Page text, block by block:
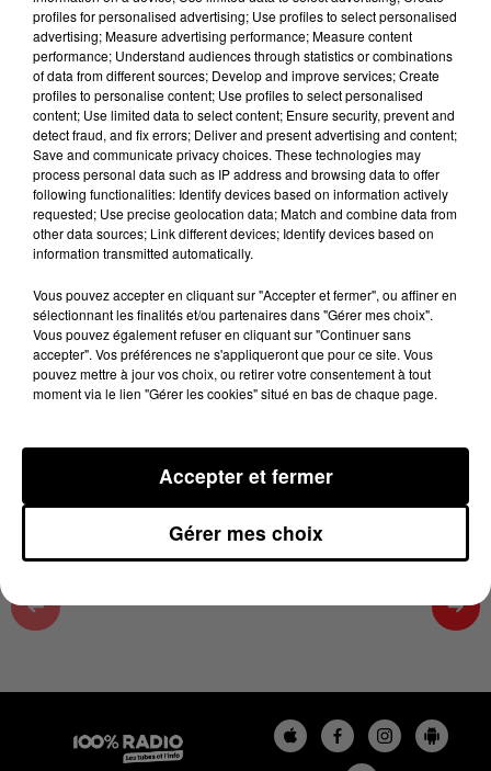
Lecture (4 min 1 sec)
100%
Les infos du Tarn et Garonne du 11/06/2026 à
11 juin 2026 - 4 min 1 sec
LES INFOS DU TARN ET GARONNE DU
11/06/2026 À 08H29
Podcasts infos du Tarn et Garonne
profiles for personalised advertising; Use profiles to select personalised
advertising; Measure advertising performance; Measure content
performance; Understand audiences through statistics or combinations
of data from different sources; Develop and improve services; Create
profiles to personalise content; Use profiles to select personalised
content; Use limited data to select content; Ensure security, prevent and
detect fraud, and fix errors; Deliver and present advertising and content;
Save and communicate privacy choices. These technologies may
process personal data such as IP address and browsing data to offer
following functionalities: Identify devices based on information actively
requested; Use precise geolocation data; Match and combine data from
other data sources; Link different devices; Identify devices based on
information transmitted automatically.
Vous pouvez accepter en cliquant sur "Accepter et fermer", ou affiner en
sélectionnant les finalités et/ou partenaires dans "Gérer mes choix".
Vous pouvez également refuser en cliquant sur "Continuer sans
accepter". Vos préférences ne s'appliqueront que pour ce site. Vous
pouvez mettre à jour vos choix, ou retirer votre consentement à tout
moment via le lien "Gérer les cookies" situé en bas de chaque page.
Gérer mes choix
Accepter et fermer